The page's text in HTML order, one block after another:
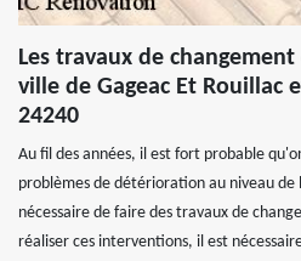
Les travaux de
ville de Gageac Et Rouillac
24240
Au fil des années, il est fort probable
problèmes de détérioration au niveau de
nécessaire de faire des travaux de
réaliser ces interventions, il est